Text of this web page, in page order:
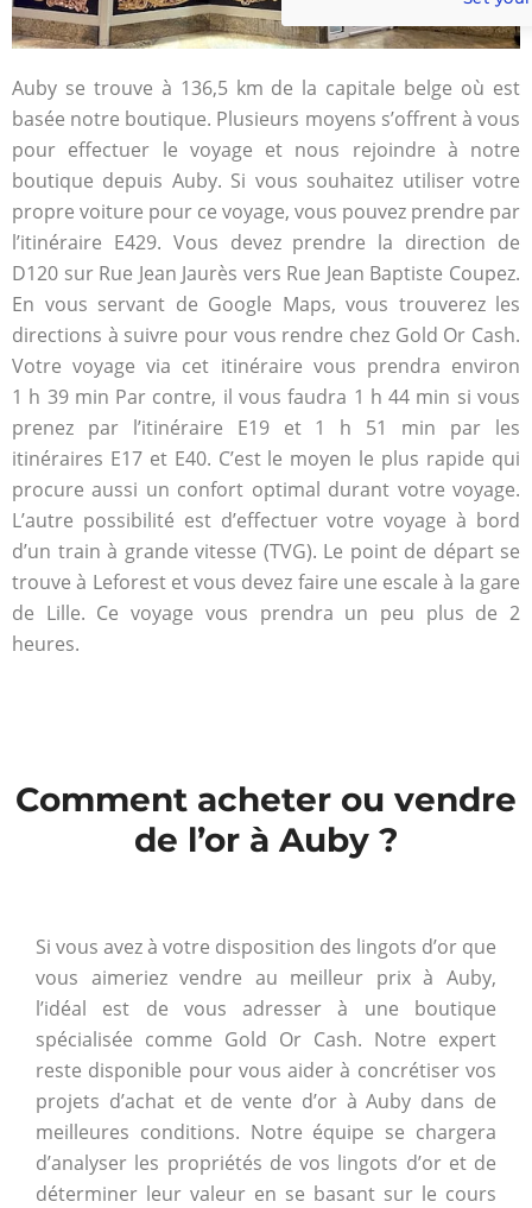
Auby se trouve à 136,5 km de la capitale belge où est
basée notre boutique. Plusieurs moyens s’offrent à vous
pour effectuer le voyage et nous rejoindre à notre
boutique depuis Auby. Si vous souhaitez utiliser votre
propre voiture pour ce voyage, vous pouvez prendre par
l’itinéraire E429. Vous devez prendre la direction de
D120 sur Rue Jean Jaurès vers Rue Jean Baptiste Coupez.
En vous servant de Google Maps, vous trouverez les
directions à suivre pour vous rendre chez Gold Or Cash.
Votre voyage via cet itinéraire vous prendra environ
1 h 39 min Par contre, il vous faudra 1 h 44 min si vous
prenez par l’itinéraire E19 et 1 h 51 min par les
itinéraires E17 et E40. C’est le moyen le plus rapide qui
procure aussi un confort optimal durant votre voyage.
L’autre possibilité est d’effectuer votre voyage à bord
d’un train à grande vitesse (TVG). Le point de départ se
trouve à Leforest et vous devez faire une escale à la gare
de Lille. Ce voyage vous prendra un peu plus de 2
heures.
Comment acheter ou vendre
de l’or à Auby ?
Si vous avez à votre disposition des lingots d’or que
vous aimeriez vendre au meilleur prix à Auby,
l’idéal est de vous adresser à une boutique
spécialisée comme Gold Or Cash. Notre expert
reste disponible pour vous aider à concrétiser vos
projets d’achat et de vente d’or à Auby dans de
meilleures conditions. Notre équipe se chargera
d’analyser les propriétés de vos lingots d’or et de
déterminer leur valeur en se basant sur le cours